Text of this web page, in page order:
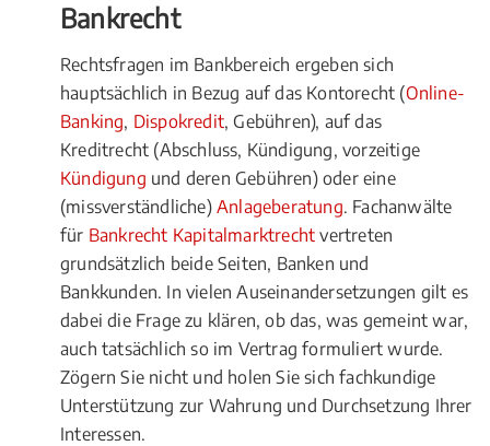
Bankrecht
Rechtsfragen im Bankbereich ergeben sich
hauptsächlich in Bezug auf das Kontorecht (Online-
Banking, Dispokredit, Gebühren), auf das
Kreditrecht (Abschluss, Kündigung, vorzeitige
Kündigung und deren Gebühren) oder eine
(missverständliche) Anlageberatung. Fachanwälte
für Bankrecht Kapitalmarktrecht vertreten
grundsätzlich beide Seiten, Banken und
Bankkunden. In vielen Auseinandersetzungen gilt es
dabei die Frage zu klären, ob das, was gemeint war,
auch tatsächlich so im Vertrag formuliert wurde.
Zögern Sie nicht und holen Sie sich fachkundige
Unterstützung zur Wahrung und Durchsetzung Ihrer
Interessen.